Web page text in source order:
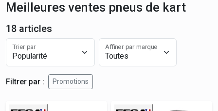
Meilleures ventes pneus de kart
18 articles
Trier par Affiner par marque
Filtrer par : Promotions